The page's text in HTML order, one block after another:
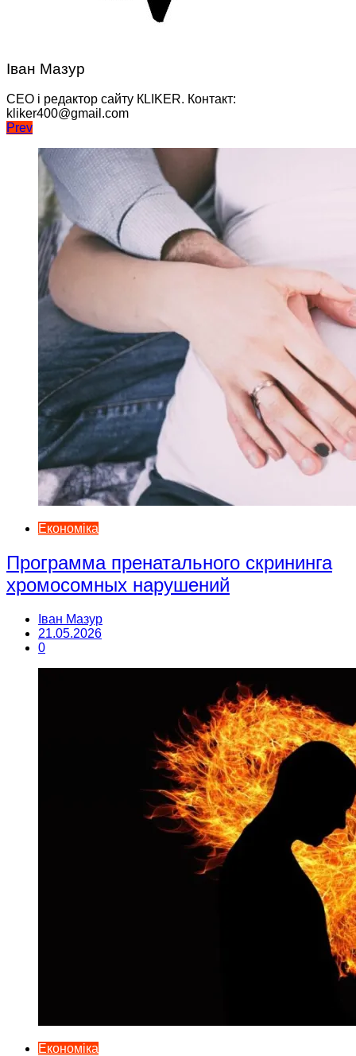
Іван Мазур
CEO і редактор сайту КLIKER. Контакт:
kliker400@gmail.com
Навігація
записів
Prev
Економіка
Программа пренатального скрининга
хромосомных нарушений
Іван Мазур
21.05.2026
0
Економіка